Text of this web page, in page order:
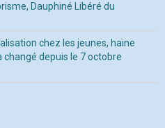
Dauphiné Libéré du
chez les jeunes, haine
changé depuis le 7 octobre